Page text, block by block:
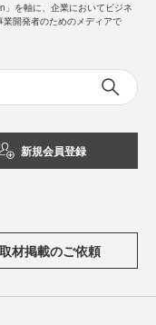
」を軸に、企業においてビジネ
開発者のためのメディアで
新規会員登録
取材掲載のご依頼